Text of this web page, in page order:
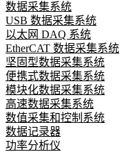
数据采集系统
USB 数据采集系统
以太网 DAQ 系统
EtherCAT 数据采集系统
坚固型数据采集系统
便携式数据采集系统
模块化数据采集系统
高速数据采集系统
数值采集和控制系统
数据记录器
功率分析仪